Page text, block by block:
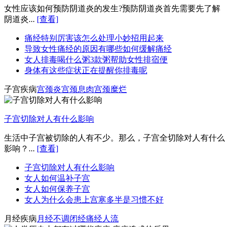
女性应该如何预防阴道炎的发生?预防阴道炎首先需要先了解
阴道炎... [查看]
痛经特别厉害该怎么处理小妙招用起来
导致女性痛经的原因有哪些如何缓解痛经
女人排毒喝什么粥3款粥帮助女性排宿便
身体有这些症状正在提醒你排毒呢
子宫疾病宫颈炎宫颈息肉宫颈糜烂
子宫切除对人有什么影响
生活中子宫被切除的人有不少。那么，子宫全切除对人有什么
影响？... [查看]
子宫切除对人有什么影响
女人如何温补子宫
女人如何保养子宫
女人为什么会患上宫寒多半是习惯不好
月经疾病 月经不调闭经痛经人流